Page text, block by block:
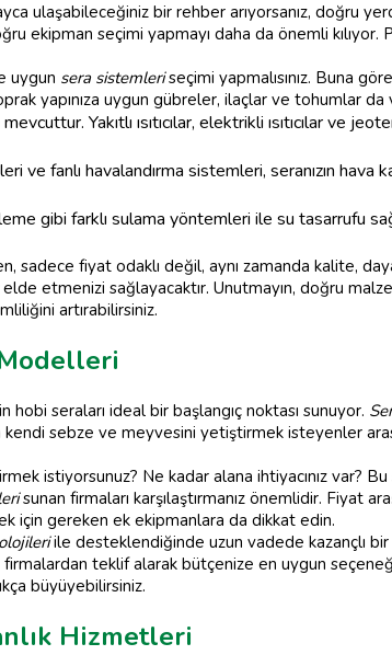
ulaşabileceğiniz bir rehber arıyorsanız, doğru
ekipman seçimi yapmayı daha da önemli
uygun sera sistemleriseçimi yapmalısınız. Buna
yapınıza uygun gübreler, ilaçlar ve tohumlar
mevcuttur. Yakıtlı ısıtıcılar, elektrikli ısıtıcılar ve
ve fanlı havalandırma sistemleri, seranızın hava
gibi farklı sulama yöntemleri ile su tasarrufu
sadece fiyat odaklı değil, aynı zamanda kalite,
elde etmenizi sağlayacaktır. Unutmayın, doğru
artırabilirsiniz.
seraları ideal bir başlangıç noktası sunuyor.
sebze ve meyvesini yetiştirmek isteyenler
istiyorsunuz? Ne kadar alana ihtiyacınız var?
sunan firmaları karşılaştırmanız önemlidir. Fiyat
için gereken ek ekipmanlara da dikkat edin.
ile desteklendiğinde uzun vadede kazançlı bir
firmalardan teklif alarak bütçenize en uygun
büyüyebilirsiniz.
Hizmetleri